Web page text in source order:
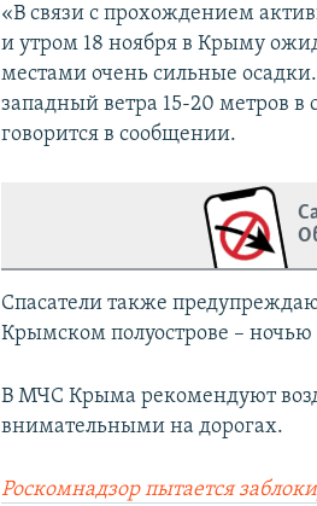
«В связи с прохождением
и утром 18 ноября в Крыму
местами очень сильные
западный ветра 15-20 метров в
говорится в сообщении.
Спасатели также
Крымском полуострове –
В МЧС Крыма рекомендуют
внимательными на дорогах.
Роскомнадзор пытается